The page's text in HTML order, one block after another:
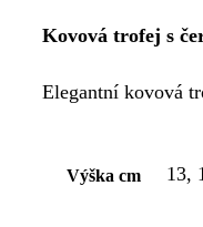
Kovová trofej s
Elegantní kovová
Výška cm 13,